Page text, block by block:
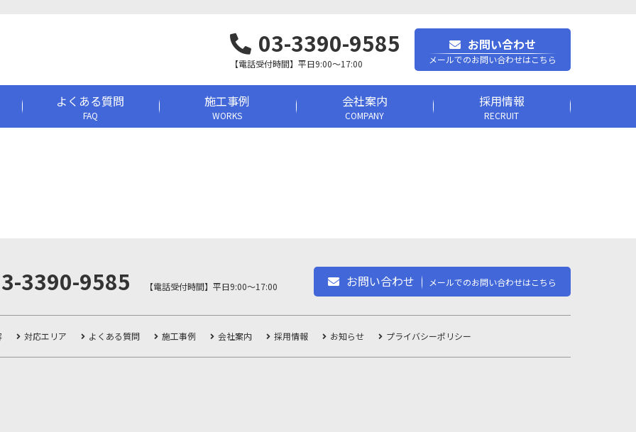
03-3390-9585
【電話受付時間】平日9:00～17:00
お問い合わせ
メールでのお問い合わせはこちら
よくある質問
FAQ
施工事例
WORKS
会社案内
COMPANY
採用情報
RECRUIT
3390-9585 【電話受付時間】平日9:00～17:00 お問い合わせ メールでのお問い合わせはこちら
対応エリア よくある質問 施工事例 会社案内 採用情報 お知らせ プライバシーポリシー